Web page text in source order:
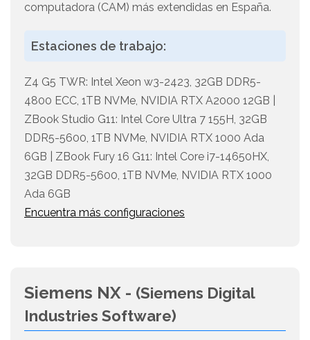
computadora (CAM) más extendidas en España.
Estaciones de trabajo:
Z4 G5 TWR: Intel Xeon w3-2423, 32GB DDR5-
4800 ECC, 1TB NVMe, NVIDIA RTX A2000 12GB |
ZBook Studio G11: Intel Core Ultra 7 155H, 32GB
DDR5-5600, 1TB NVMe, NVIDIA RTX 1000 Ada
6GB | ZBook Fury 16 G11: Intel Core i7-14650HX,
32GB DDR5-5600, 1TB NVMe, NVIDIA RTX 1000
Ada 6GB
Encuentra más configuraciones
Siemens NX - (Siemens Digital
Industries Software)